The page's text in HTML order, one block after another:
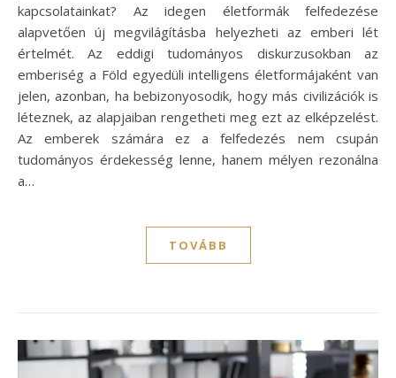
kapcsolatainkat? Az idegen életformák felfedezése
alapvetően új megvilágításba helyezheti az emberi lét
értelmét. Az eddigi tudományos diskurzusokban az
emberiség a Föld egyedüli intelligens életformájaként van
jelen, azonban, ha bebizonyosodik, hogy más civilizációk is
léteznek, az alapjaiban rengetheti meg ezt az elképzelést.
Az emberek számára ez a felfedezés nem csupán
tudományos érdekesség lenne, hanem mélyen rezonálna
a…
TOVÁBB